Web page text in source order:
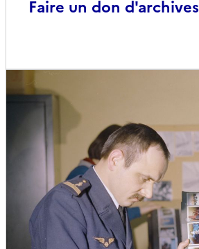
Faire un don d'archives